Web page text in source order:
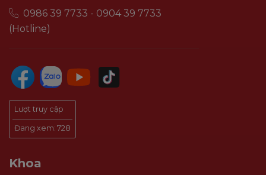
0986 39 7733 - 0904 39 7733
(Hotline)
Lượt truy cập
Đang xem: 728
Khoa